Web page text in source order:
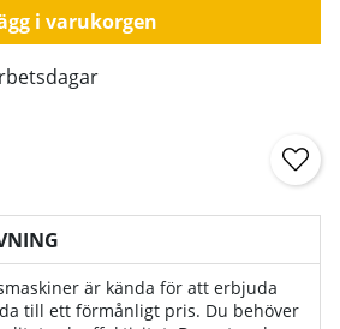
i varukorgen
är kända för att erbjuda
till ett förmånligt pris. Du behöver